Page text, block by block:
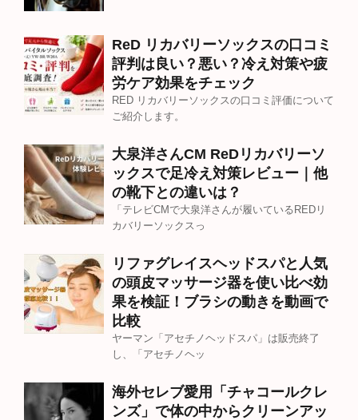
ReD リカバリーソックスの口コミ
評判は良い？悪い？冷え対策や疲
労ケア効果をチェック
RED リカバリーソックスの口コミ評価について
ご紹介します。
大泉洋さんCM ReDリカバリーソ
ックスで足冷え対策レビュー｜他
の靴下との違いは？
「テレビCMで大泉洋さんが履いているREDリ
カバリーソックスっ
リファグレイスヘッドスパと人気
の頭皮マッサージ器を使い比べ効
果を検証！ブラシの動きを動画で
比較
ヤーマン「アセチノヘッドスパ」は販売終了
し、「アセチノヘッ
海外セレブ愛用「チャコールクレ
ンズ」で体の中からクリーンアッ